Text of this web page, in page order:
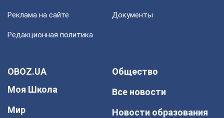
Реклама на сайте Документы
Редакционная политика
OBOZ.UA
Моя Школа
Мир
Общество
Все новости
Новости образования